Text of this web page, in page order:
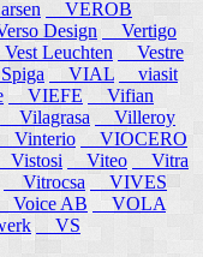
VEROB
Design
Vertigo
Leuchten
Vestre
VIAL
viasit
VIEFE
Vifian
Vilagrasa
Villeroy
Vinterio
VIOCERO
Vistosi Viteo
Vitra
Vitrocsa
VIVES
Voice AB
VOLA
VS